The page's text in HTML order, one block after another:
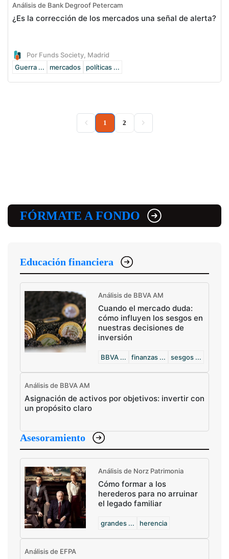
Análisis de Bank Degroof Petercam
¿Es la corrección de los mercados una señal de alerta?
Por Funds Society, Madrid
Guerra ...
mercados políticas ...
1 (current)
2
FÓRMATE A FONDO
Educación financiera
Análisis de BBVA AM
Cuando el mercado duda:
cómo influyen los sesgos en
nuestras decisiones de
inversión
BBVA ... finanzas ... sesgos ...
Análisis de BBVA AM
Asignación de activos por objetivos: invertir con
un propósito claro
Asesoramiento
Análisis de Norz Patrimonia
Cómo formar a los
herederos para no arruinar
el legado familiar
grandes ... herencia
Análisis de EFPA